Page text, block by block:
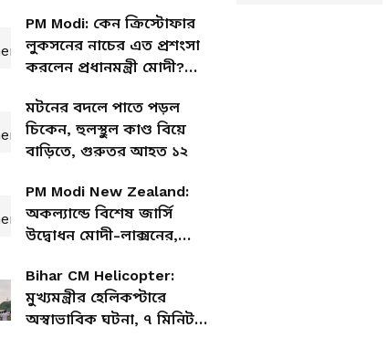
PM Modi: কেন ক্রিস্টোফার
লুকসনের নাচের এত প্রশংসা
করলেন প্রধানমন্ত্রী মোদী?
মটনের বদলে পাতে পড়ল
চিকেন, হুলস্থুল কাণ্ড বিয়ে
বাড়িতে, গুরুতর আহত ১২
PM Modi New Zealand:
অকল্যান্ডে বিশেষ জার্সি
উদ্বোধন মোদী-লাক্সনের,
জানিয়ে দিলেন প্রধানমন্ত্রী
Bihar CM Helicopter:
মুখ্যমন্ত্রীর হেলিকপ্টারে
অস্বাভাবিক ঘটনা, ৭ মিনিট